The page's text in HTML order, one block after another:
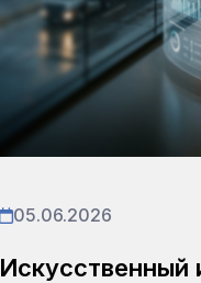
05.06.2026
Искусственный